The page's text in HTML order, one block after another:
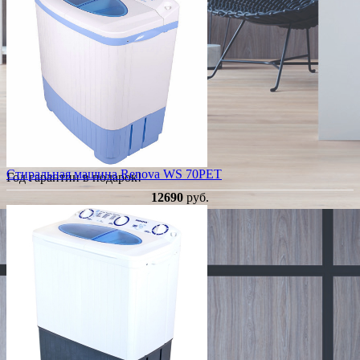
Год гарантии в подарок!
Стиральная машина Renova WS 70PET
12690 руб.